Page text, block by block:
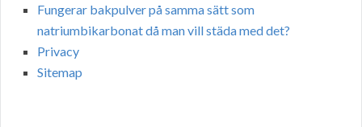
Fungerar bakpulver på samma sätt som
natriumbikarbonat då man vill städa med det?
Privacy
Sitemap